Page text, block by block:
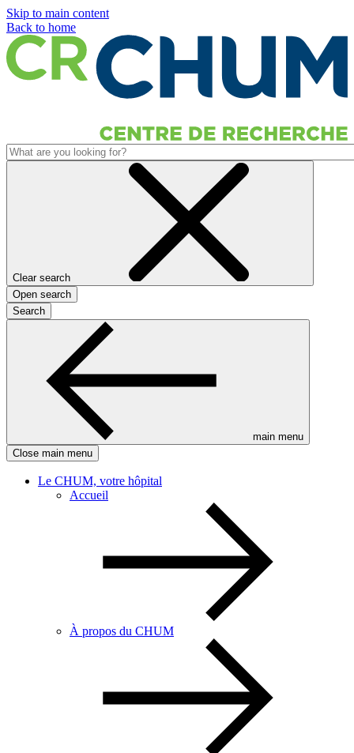
Skip to main content
Back to home
Clear search
Open search
Search
main menu
Close main menu
Le CHUM, votre hôpital
Accueil
À propos du CHUM